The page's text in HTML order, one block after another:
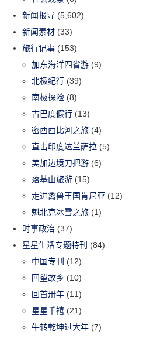
新闻报导 (5,602)
新闻素材 (33)
旅行记事 (153)
加东海洋四省游 (9)
北极纪行 (39)
南极探险 (8)
古巴度假行 (13)
密西西比河之旅 (4)
直击印度达兰萨拉 (5)
美加边境刀把游 (6)
落基山旅游 (15)
走进禽兽王国肯尼亚 (12)
魁北克冰雪之旅 (1)
时事政治 (37)
星星生活专题特刊 (84)
中国专刊 (12)
回望故乡 (10)
回首卅年 (11)
星星千禧 (21)
牛转乾坤过大年 (7)